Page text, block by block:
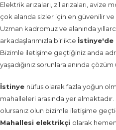
Elektrik arızaları, zil arızaları, avize
çok alanda sizler için en güvenilir
Uzman kadromuz ve alanında
arkadaşlarımızla birlikte İstinye'de
Bizimle iletişime geçtiğiniz anda
yaşadığınız sorunlara anında
İstinye nüfus olarak fazla yoğun
mahalleleri arasında yer
olursanız olun bizimle iletişime
Mahallesi elektrikçi olarak